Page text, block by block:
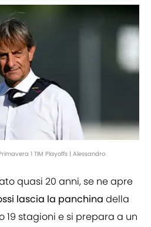
1 TIM Playoffs | Alessandro
quasi 20 anni, se ne apre
lascia la panchina della
19 stagioni e si prepara a un